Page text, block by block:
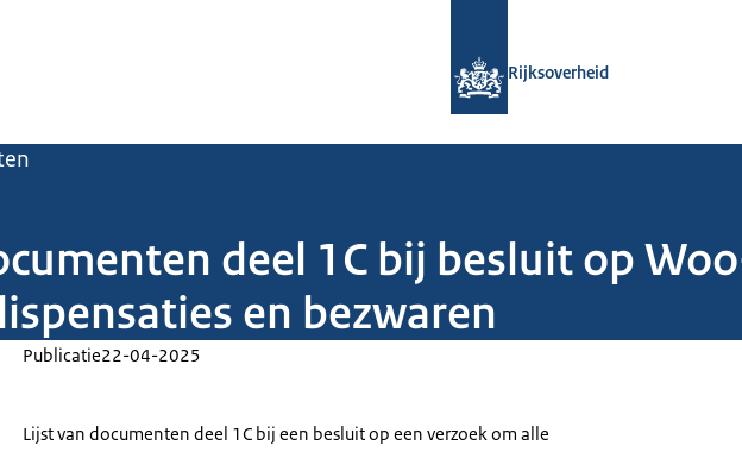
Rijksoverheid
deel 1C bij besluit op
en bezwaren
Publicatie22-04-2025
Lijst van documenten deel 1C bij een besluit op een verzoek om alle